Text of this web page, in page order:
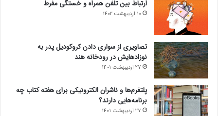
ارتباط بین تلفن همراه و خستگی مفرط
10 اردیبهشت 1402
تصاویری از سواری دادن کروکودیل پدر به
نوزادهایش در رودخانه هند
27 اردیبهشت 1401
پلتفرم‌ها و ناشران الکترونیکی برای هفته کتاب چه
برنامه‌هایی دارند؟
27 اردیبهشت 1401